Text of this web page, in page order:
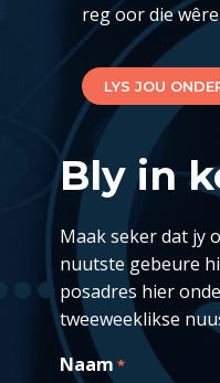
reg oor die
LYS JOU
Bly in
Maak seker dat jy
nuutste gebeure
posadres hier
tweeweeklikse
Naam *